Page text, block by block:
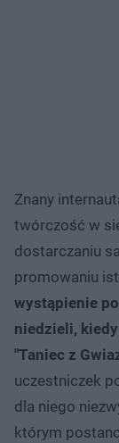
Znany
twórczość w
dostarczaniu
promowaniu
wystąpienie
niedzieli,
"Taniec z
uczestniczek
dla niego
którym